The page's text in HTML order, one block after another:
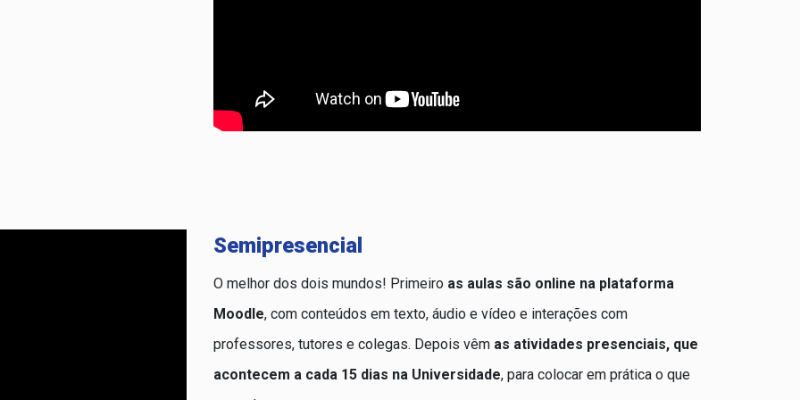
Semipresencial
O melhor dos dois mundos! Primeiro as aulas são online na plataforma
Moodle, com conteúdos em texto, áudio e vídeo e interações com
professores, tutores e colegas. Depois vêm as atividades presenciais, que
acontecem a cada 15 dias na Universidade, para colocar em prática o que